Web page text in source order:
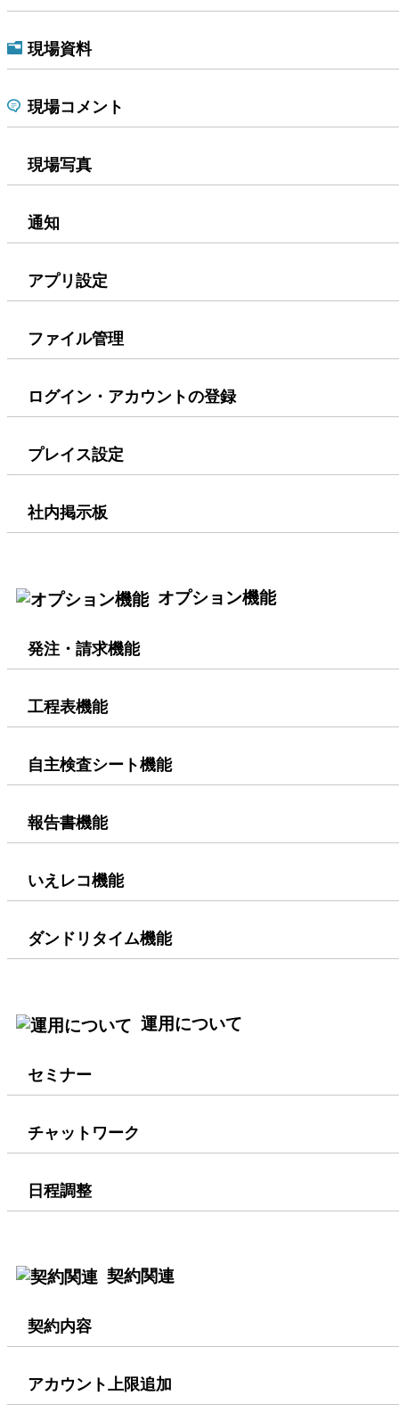
現場資料
現場コメント
現場写真
通知
アプリ設定
ファイル管理
ログイン・アカウントの登録
プレイス設定
社内掲示板
オプション機能
発注・請求機能
工程表機能
自主検査シート機能
報告書機能
いえレコ機能
ダンドリタイム機能
運用について
セミナー
チャットワーク
日程調整
契約関連
契約内容
アカウント上限追加